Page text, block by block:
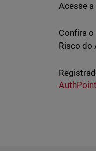
Acesse a
Confira o
Risco do
AuthPoint